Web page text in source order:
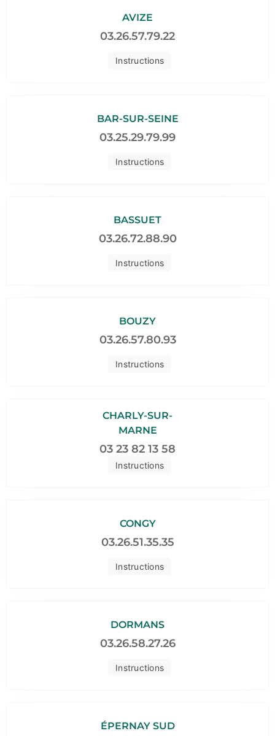
Instructions
AVIZE
03.26.57.79.22
Instructions
BAR-SUR-SEINE
03.25.29.79.99
Instructions
BASSUET
03.26.72.88.90
Instructions
BOUZY
03.26.57.80.93
Instructions
CHARLY-SUR-
MARNE
03 23 82 13 58
Instructions
CONGY
03.26.51.35.35
Instructions
DORMANS
03.26.58.27.26
ÉPERNAY SUD